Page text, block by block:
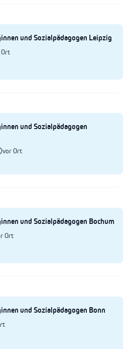
und Sozialpädagogen Leipzig
und Sozialpädagogen
vor Ort
und Sozialpädagogen Bochum
Ort
und Sozialpädagogen Bonn